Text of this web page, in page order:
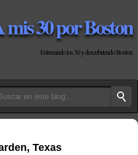
mis 30 por Boston
Estrenando los 30 y descubriendo Boston
Texas